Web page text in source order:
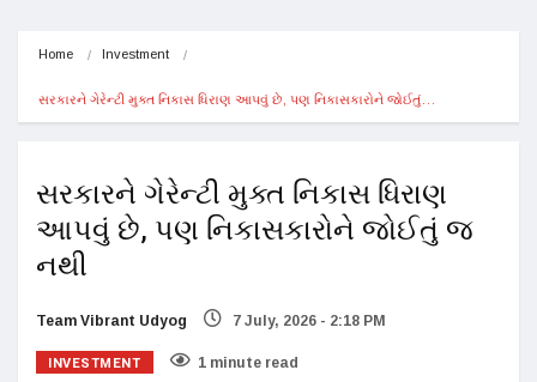
Home Investment
સરકારને ગેરેન્ટી મુક્ત નિકાસ ધિરાણ આપવું છે, પણ નિકાસકારોને જોઈતું…
સરકારને ગેરેન્ટી મુક્ત નિકાસ ધિરાણ
આપવું છે, પણ નિકાસકારોને જોઈતું જ
નથી
Team Vibrant Udyog 7 July, 2026 - 2:18 PM
INVESTMENT 1 minute read